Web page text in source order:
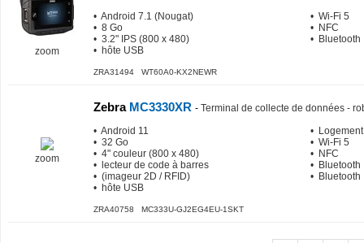
zoom
• Android 7.1 (Nougat)
• 8 Go
• 3.2" IPS (800 x 480)
• hôte USB
• Wi-Fi 5
• NFC
• Bluetooth
ZRA31494 WT60A0-KX2NEWR
zoom
ZebraMC3330XR - Terminal de collecte de données -
• Android 11
• 32 Go
• 4" couleur (800 x 480)
• lecteur de code à barres
• (imageur 2D / RFID)
• hôte USB
•
• Wi-Fi 5
• NFC
• Bluetooth
• Bluetooth
ZRA40758 MC333U-GJ2EG4EU-1SKT